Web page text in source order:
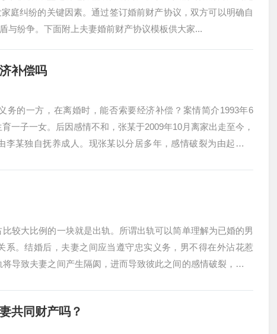
庭纠纷的关键因素。通过签订婚前财产协议，双方可以明确自
与纷争。下面附上夫妻婚前财产协议模板供大家...
补偿吗
务的一方，在离婚时，能否索要经济补偿？案情简介1993年6
一子一女。后因感情不和，张某于2009年10月离家出走至今，
某独自抚养成人。现张某以分居多年，感情破裂为由起诉离
较大比例的一块就是出轨。所谓出轨可以简单理解为已婚的男
系。结婚后，夫妻之间应当遵守忠实义务，男不得在外沾花惹
导致夫妻之间产生隔阂，进而导致彼此之间的感情破裂，而男
共同财产吗？